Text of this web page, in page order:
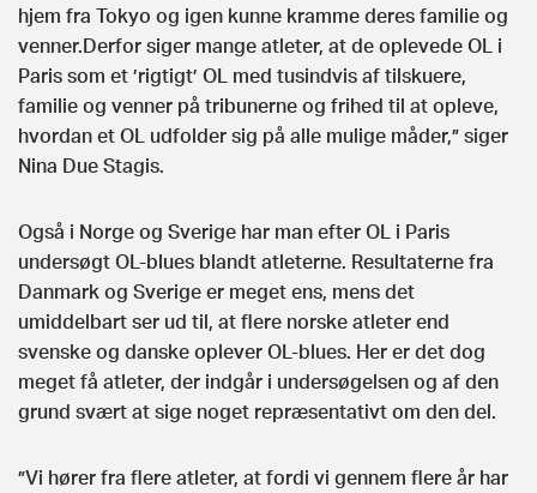
hjem fra Tokyo og igen kunne kramme deres familie og
venner.Derfor siger mange atleter, at de oplevede OL i
Paris som et ’rigtigt’ OL med tusindvis af tilskuere,
familie og venner på tribunerne og frihed til at opleve,
hvordan et OL udfolder sig på alle mulige måder,” siger
Nina Due Stagis.
Også i Norge og Sverige har man efter OL i Paris
undersøgt OL-blues blandt atleterne. Resultaterne fra
Danmark og Sverige er meget ens, mens det
umiddelbart ser ud til, at flere norske atleter end
svenske og danske oplever OL-blues. Her er det dog
meget få atleter, der indgår i undersøgelsen og af den
grund svært at sige noget repræsentativt om den del.
”Vi hører fra flere atleter, at fordi vi gennem flere år har